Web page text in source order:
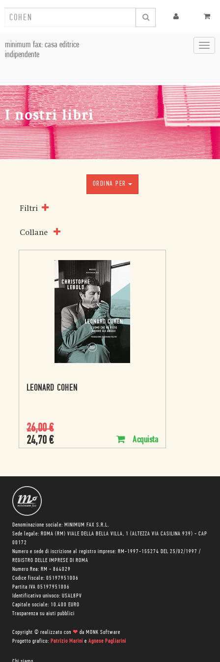
minimum fax: casa editrice
indipendente
I nostri libri
ORDINA PER
Filtri
Collane
LEONARD COHEN
26,00€
24,70 € Acquista
Denominazione sociale: MINIMUM FAX S.R.L.
Sede legale: ROMA (RM) VIALE DELLA BELLA VILLA, 1 (ALTEZZA VIA CASILINA 939) - CAP
00172
Numero e sede di iscrizione al registro imprese: RM-1997-155274 DEL 25/02/1997 /
REGISTRO DELLE IMPRESE DI ROMA
Numero Rea: RM - 864029
Codice fiscale: 05197951006
Partita IVA 05197951006
Identificativo univoco: USAL8PV
Capitale sociale: 10.400 EURO
Trasparenza su aiuti pubblici
Copyright © realizzato con ❤ da MONK Software
Progetto grafico: Patrizio Marini e Agnese Pagliarini